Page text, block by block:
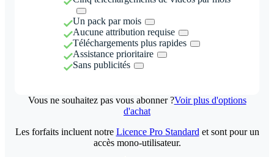
Un pack par mois
Aucune attribution requise
Téléchargements plus rapides
Assistance prioritaire
Sans publicités
Vous ne souhaitez pas vous abonner ?Voir plus d'options
d'achat
Les forfaits incluent notre Licence Pro Standard et sont pour un
accès mono-utilisateur.